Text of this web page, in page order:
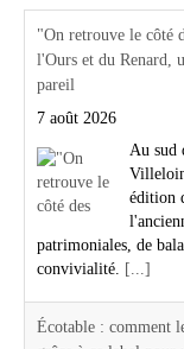
"On retrouve le côté
l'Ours et du Renard,
pareil
7 août 2026
Au sud
édition
patrimoniales, de
convivialité. [...]
Écotable : comment